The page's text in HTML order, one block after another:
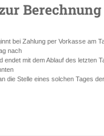
bei Zahlung per Vorkasse am
nach
endet mit dem Ablauf des letzten
die Stelle eines solchen Tages